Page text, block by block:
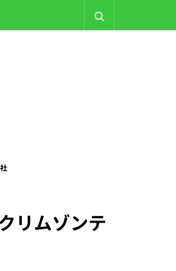
リムゾンテ